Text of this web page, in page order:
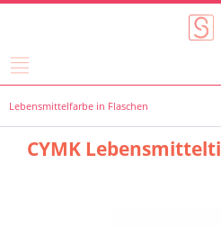
Lebensmittelfarbe in Flaschen
CYMK